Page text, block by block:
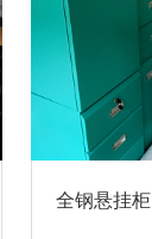
全钢悬挂柜